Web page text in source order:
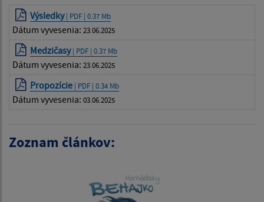
Výsledky| PDF | 0.37 Mb
Dátum vyvesenia: 23.06.2025
Medzičasy| PDF | 0.37 Mb
Dátum vyvesenia: 23.06.2025
Propozície | PDF | 0.34 Mb
Dátum vyvesenia: 03.06.2025
Zoznam článkov: